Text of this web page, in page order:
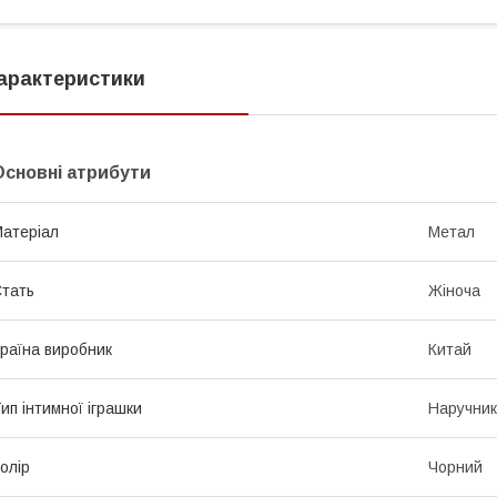
атрибути
Метал
Жіноча
виробник Китай
інтимної іграшки
Чорний